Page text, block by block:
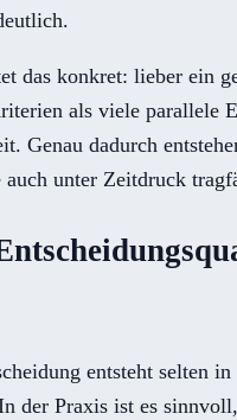
das konkret: lieber ein
als viele parallele
Genau dadurch
auch unter Zeitdruck
entsteht selten in
der Praxis ist es sinnvoll,